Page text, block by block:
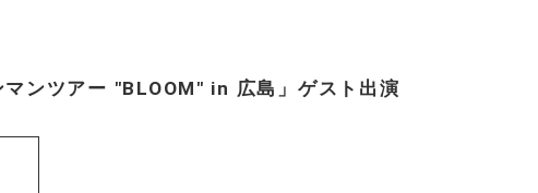
ンツアー "BLOOM" in 広島」ゲスト出演